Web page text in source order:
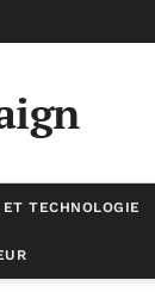
TECHNOLOGIE